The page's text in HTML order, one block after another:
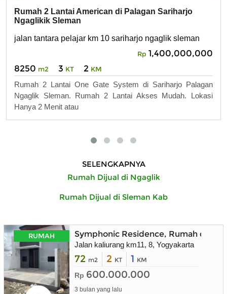
Rumah 2 Lantai American di Palagan Sariharjo
Ngaglikik Sleman
jalan tantara pelajar km 10 sariharjo ngaglik sleman
Rp 1,400,000,000
8250 m2 3 KT 2 KM
Rumah 2 Lantai One Gate System di Sariharjo Palagan
Ngaglik Sleman. Rumah 2 Lantai Akses Mudah. Lokasi
Hanya 2 Menit atau
SELENGKAPNYA
Rumah Dijual di Ngaglik
Rumah Dijual di Sleman Kab
RUMAH Symphonic Residence, Rumah dekat
Jalan kaliurang km11, 8, Yogyakarta
72 m2 2 KT 1 KM
Rp 600.000.000
3 bulan yang lalu